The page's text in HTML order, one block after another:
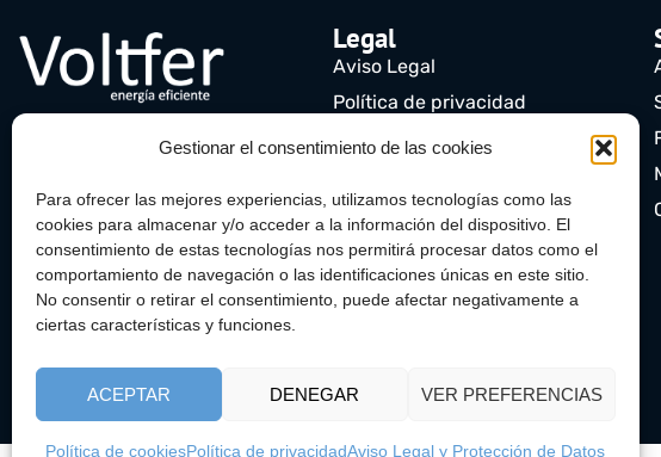
Gestionar el consentimiento de las cookies
Para ofrecer las mejores experiencias, utilizamos tecnologías como las
cookies para almacenar y/o acceder a la información del dispositivo. El
consentimiento de estas tecnologías nos permitirá procesar datos como el
comportamiento de navegación o las identificaciones únicas en este sitio.
No consentir o retirar el consentimiento, puede afectar negativamente a
ciertas características y funciones.
ACEPTAR DENEGAR VER PREFERENCIAS
Política de cookiesPolítica de privacidadAviso Legal y Protección de Datos
Legal
Aviso Legal
Política de privacidad
Política de cookies (UE)